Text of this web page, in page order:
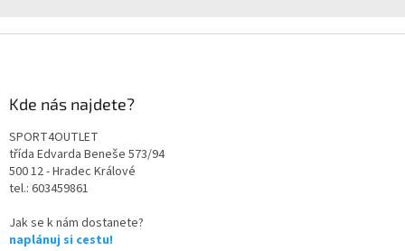
Kde nás najdete?
SPORT4OUTLET
třída Edvarda Beneše 573/94
500 12 - Hradec Králové
tel.: 603459861
Jak se k nám dostanete?
naplánuj si cestu!